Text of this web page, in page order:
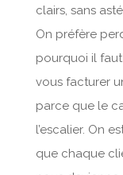
clairs, sans
On préfère
pourquoi il
vous facturer
parce que le
l’escalier. On
que chaque